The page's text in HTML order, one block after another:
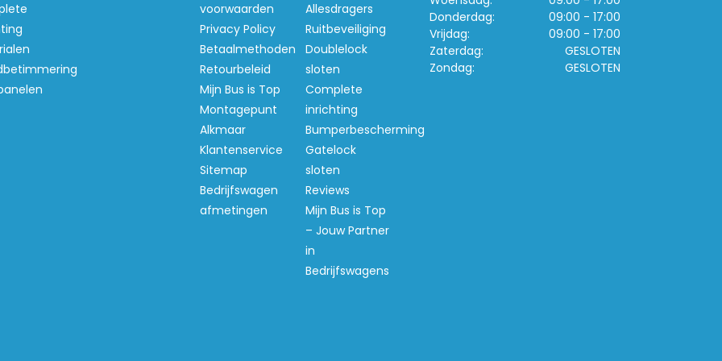
uit.
daar niet van. Het
voorwaarden
Privacy Policy
Betaalmethoden
Retourbeleid
Mijn Bus is Top
Montagepunt
Alkmaar
Klantenservice
Sitemap
Bedrijfswagen
afmetingen
Allesdragers
Ruitbeveiliging
Doublelock
sloten
Complete
inrichting
Bumperbescherming
Gatelock
sloten
Reviews
Mijn Bus is Top
– Jouw Partner
in
Bedrijfswagens
Donderdag:
09:00 - 17:00
Vrijdag:
09:00 - 17:00
Zaterdag:
GESLOTEN
Zondag:
GESLOTEN